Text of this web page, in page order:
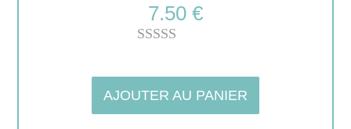
7.50 €
sur 5
AJOUTER AU PANIER